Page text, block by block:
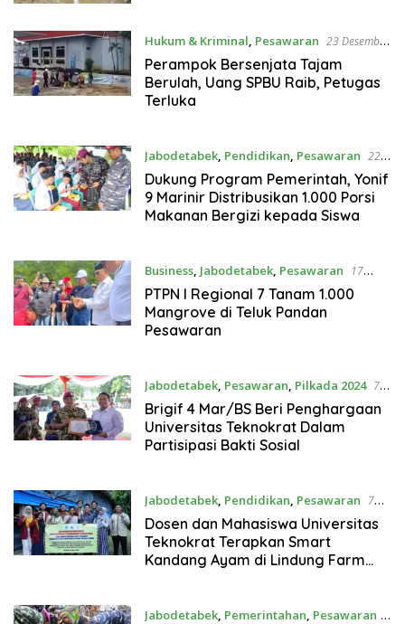
Hukum & Kriminal Pesawaran 23 Desember
2024
Perampok Bersenjata Tajam
Berulah, Uang SPBU Raib, Petugas
Terluka
Jabodetabek, Pendidikan Pesawaran 22
Desember 2024
Dukung Program Pemerintah, Yonif
9 Marinir Distribusikan 1.000 Porsi
Makanan Bergizi kepada Siswa
Business, Jabodetabek, Pesawaran
17
Desember 2024
PTPN I Regional 7 Tanam 1.000
Mangrove di Teluk Pandan
Pesawaran
Jabodetabek, Pesawaran Pilkada 2024 7
November 2024
Brigif 4 Mar/BS Beri Penghargaan
Universitas Teknokrat Dalam
Partisipasi Bakti Sosial
Jabodetabek, Pendidikan Pesawaran 7
November 2024
Dosen dan Mahasiswa Universitas
Teknokrat Terapkan Smart
Kandang Ayam di Lindung Farm
Jabodetabek, Pemerintahan Pesawaran 5